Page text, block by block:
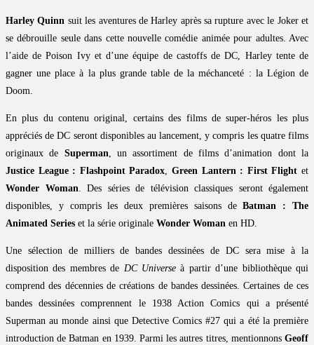
Harley Quinn suit les aventures de Harley après sa rupture avec le Joker et
se débrouille seule dans cette nouvelle comédie animée pour adultes. Avec
l’aide de Poison Ivy et d’une équipe de castoffs de DC, Harley tente de
gagner une place à la plus grande table de la méchanceté : la Légion de
Doom.
En plus du contenu original, certains des films de super-héros les plus
appréciés de DC seront disponibles au lancement, y compris les quatre films
originaux de Superman, un assortiment de films d’animation dont la
Justice League : Flashpoint Paradox,Green Lantern : First Flight et
Wonder Woman. Des séries de télévision classiques seront également
disponibles, y compris les deux premières saisons deBatman : The
Animated Series et la série originale Wonder Woman en HD.
Une sélection de milliers de bandes dessinées de DC sera mise à la
disposition des membres de DC Universe à partir d’une bibliothèque qui
comprend des décennies de créations de bandes dessinées. Certaines de ces
bandes dessinées comprennent le 1938 Action Comics qui a présenté
Superman au monde ainsi que Detective Comics #27 qui a été la première
introduction de Batman en 1939. Parmi les autres titres, mentionnons Geoff